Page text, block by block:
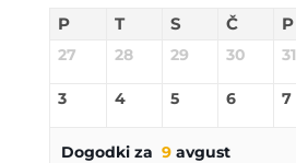
P T S Č P
27 28 29 30 31
3 4 5 6 7
Dogodki za 9avgust